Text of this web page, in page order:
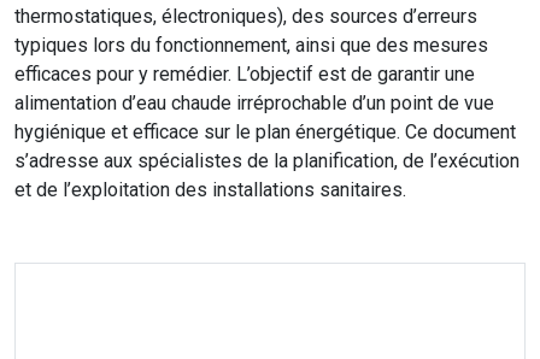
thermostatiques, électroniques), des sources d’erreurs
typiques lors du fonctionnement, ainsi que des mesures
efficaces pour y remédier. L’objectif est de garantir une
alimentation d’eau chaude irréprochable d’un point de vue
hygiénique et efficace sur le plan énergétique. Ce document
s’adresse aux spécialistes de la planification, de l’exécution
et de l’exploitation des installations sanitaires.